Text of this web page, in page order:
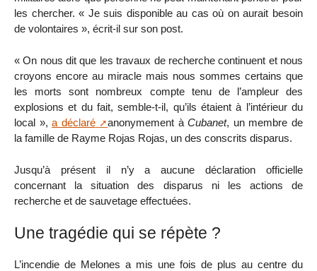
les chercher. « Je suis disponible au cas où on aurait besoin
de volontaires », écrit-il sur son post.
« On nous dit que les travaux de recherche continuent et nous
croyons encore au miracle mais nous sommes certains que
les morts sont nombreux compte tenu de l’ampleur des
explosions et du fait, semble-t-il, qu’ils étaient à l’intérieur du
local »,a déclaré anonymement àCubanet, un membre de
la famille de Rayme Rojas Rojas, un des conscrits disparus.
Jusqu’à présent il n’y a aucune déclaration officielle
concernant la situation des disparus ni les actions de
recherche et de sauvetage effectuées.
Une tragédie qui se répète ?
L’incendie de Melones a mis une fois de plus au centre du